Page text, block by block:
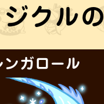
クル
ンガロール